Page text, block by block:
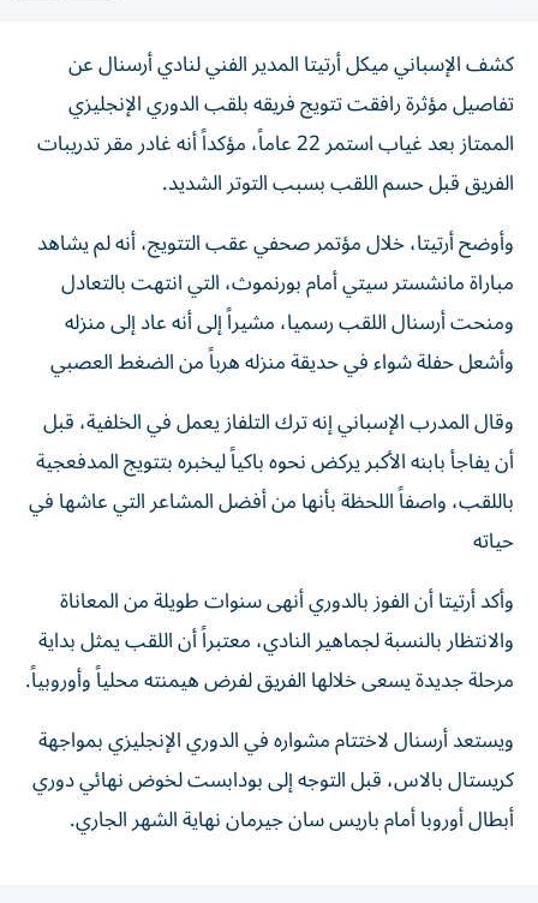
كشف الإسباني ميكل أرتيتا المدير الفني لنادي أرسنال عن
تفاصيل مؤثرة رافقت تتويج فريقه بلقب الدوري الإنجليزي
الممتاز بعد غياب استمر 22 عاماً، مؤكداً أنه غادر مقر تدريبات
الفريق قبل حسم اللقب بسبب التوتر الشديد.
وأوضح أرتيتا، خلال مؤتمر صحفي عقب التتويج، أنه لم يشاهد
مباراة مانشستر سيتي أمام بورنموث، التي انتهت بالتعادل
ومنحت أرسنال اللقب رسميا، مشيراً إلى أنه عاد إلى منزله
وأشعل حفلة شواء في حديقة منزله هرباً من الضغط العصبي
وقال المدرب الإسباني إنه ترك التلفاز يعمل في الخلفية، قبل
أن يفاجأ بابنه الأكبر يركض نحوه باكياً ليخبره بتتويج المدفعجية
باللقب، واصفاً اللحظة بأنها من أفضل المشاعر التي عاشها في
حياته
وأكد أرتيتا أن الفوز بالدوري أنهى سنوات طويلة من المعاناة
والانتظار بالنسبة لجماهير النادي، معتبراً أن اللقب يمثل بداية
مرحلة جديدة يسعى خلالها الفريق لفرض هيمنته محلياً وأوروبياً.
ويستعد أرسنال لاختتام مشواره في الدوري الإنجليزي بمواجهة
كريستال بالاس، قبل التوجه إلى بودابست لخوض نهائي دوري
أبطال أوروبا أمام باريس سان جيرمان نهاية الشهر الجاري.